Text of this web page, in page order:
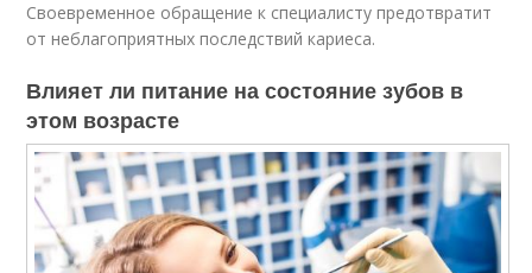
Своевременное обращение к специалисту предотвратит
от неблагоприятных последствий кариеса.
Влияет ли питание на состояние зубов в
этом возрасте